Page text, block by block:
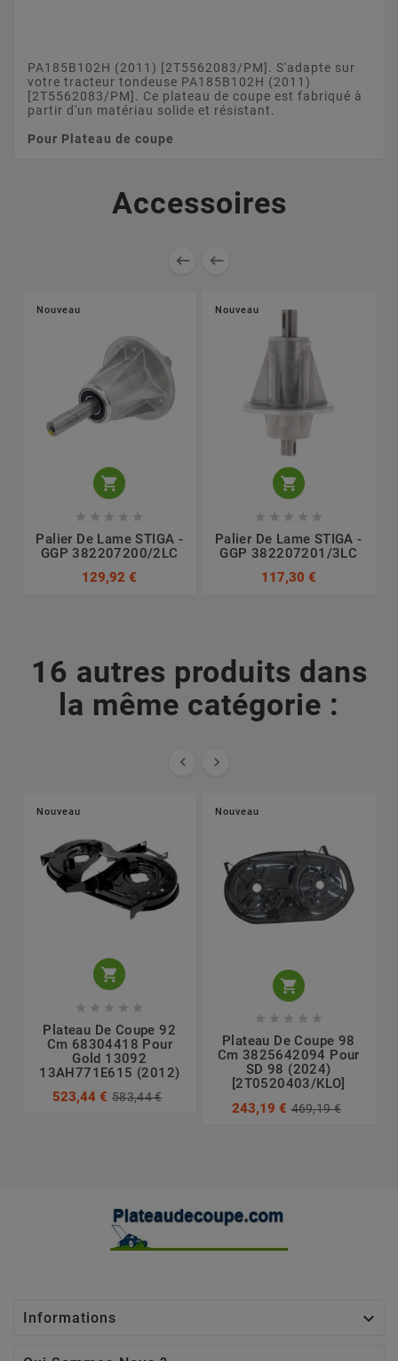
PA185B102H (2011) [2T5562083/PM]. S'adapte sur
votre tracteur tondeuse PA185B102H (2011)
[2T5562083/PM]. Ce plateau de coupe est fabriqué à
partir d'un matériau solide et résistant.
Pour Plateau de coupe
Accessoires
 
Nouveau

    
Palier De Lame STIGA -
GGP 382207200/2LC
129,92 €
Nouveau

    
Palier De Lame STIGA -
GGP 382207201/3LC
117,30 €
16 autres produits dans
la même catégorie :
 
Nouveau

    
Plateau De Coupe 92
Cm 68304418 Pour
Gold 13092
13AH771E615 (2012)
523,44 € 583,44 €
Nouveau

    
Plateau De Coupe 98
Cm 3825642094 Pour
SD 98 (2024)
[2T0520403/KLO]
243,19 € 469,19 €
Informations 